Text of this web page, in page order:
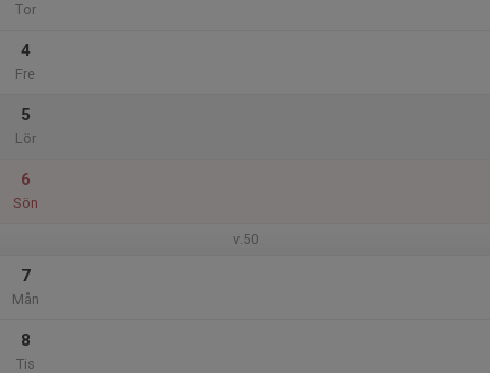
Tor
4
Fre
5
Lör
6
Sön
v.50
7
Mån
8
Tis